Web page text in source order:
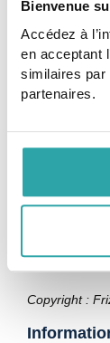
Bienvenue
Accédez à
en acceptant
similaires par
partenaires.
le bâti
Tags
Copyright :